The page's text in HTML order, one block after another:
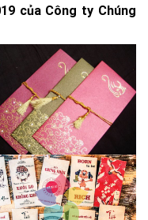
của Công ty Chúng